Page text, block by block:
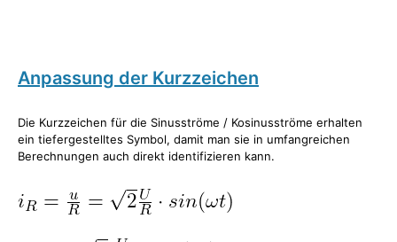
Anpassung der Kurzzeichen
Die Kurzzeichen für die Sinusströme / Kosinusströme erhalten
ein tiefergestelltes Symbol, damit man sie in umfangreichen
Berechnungen auch direkt identifizieren kann.